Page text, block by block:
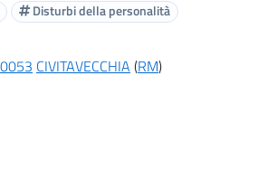
Disturbi della personalità
CIVITAVECCHIA (RM)